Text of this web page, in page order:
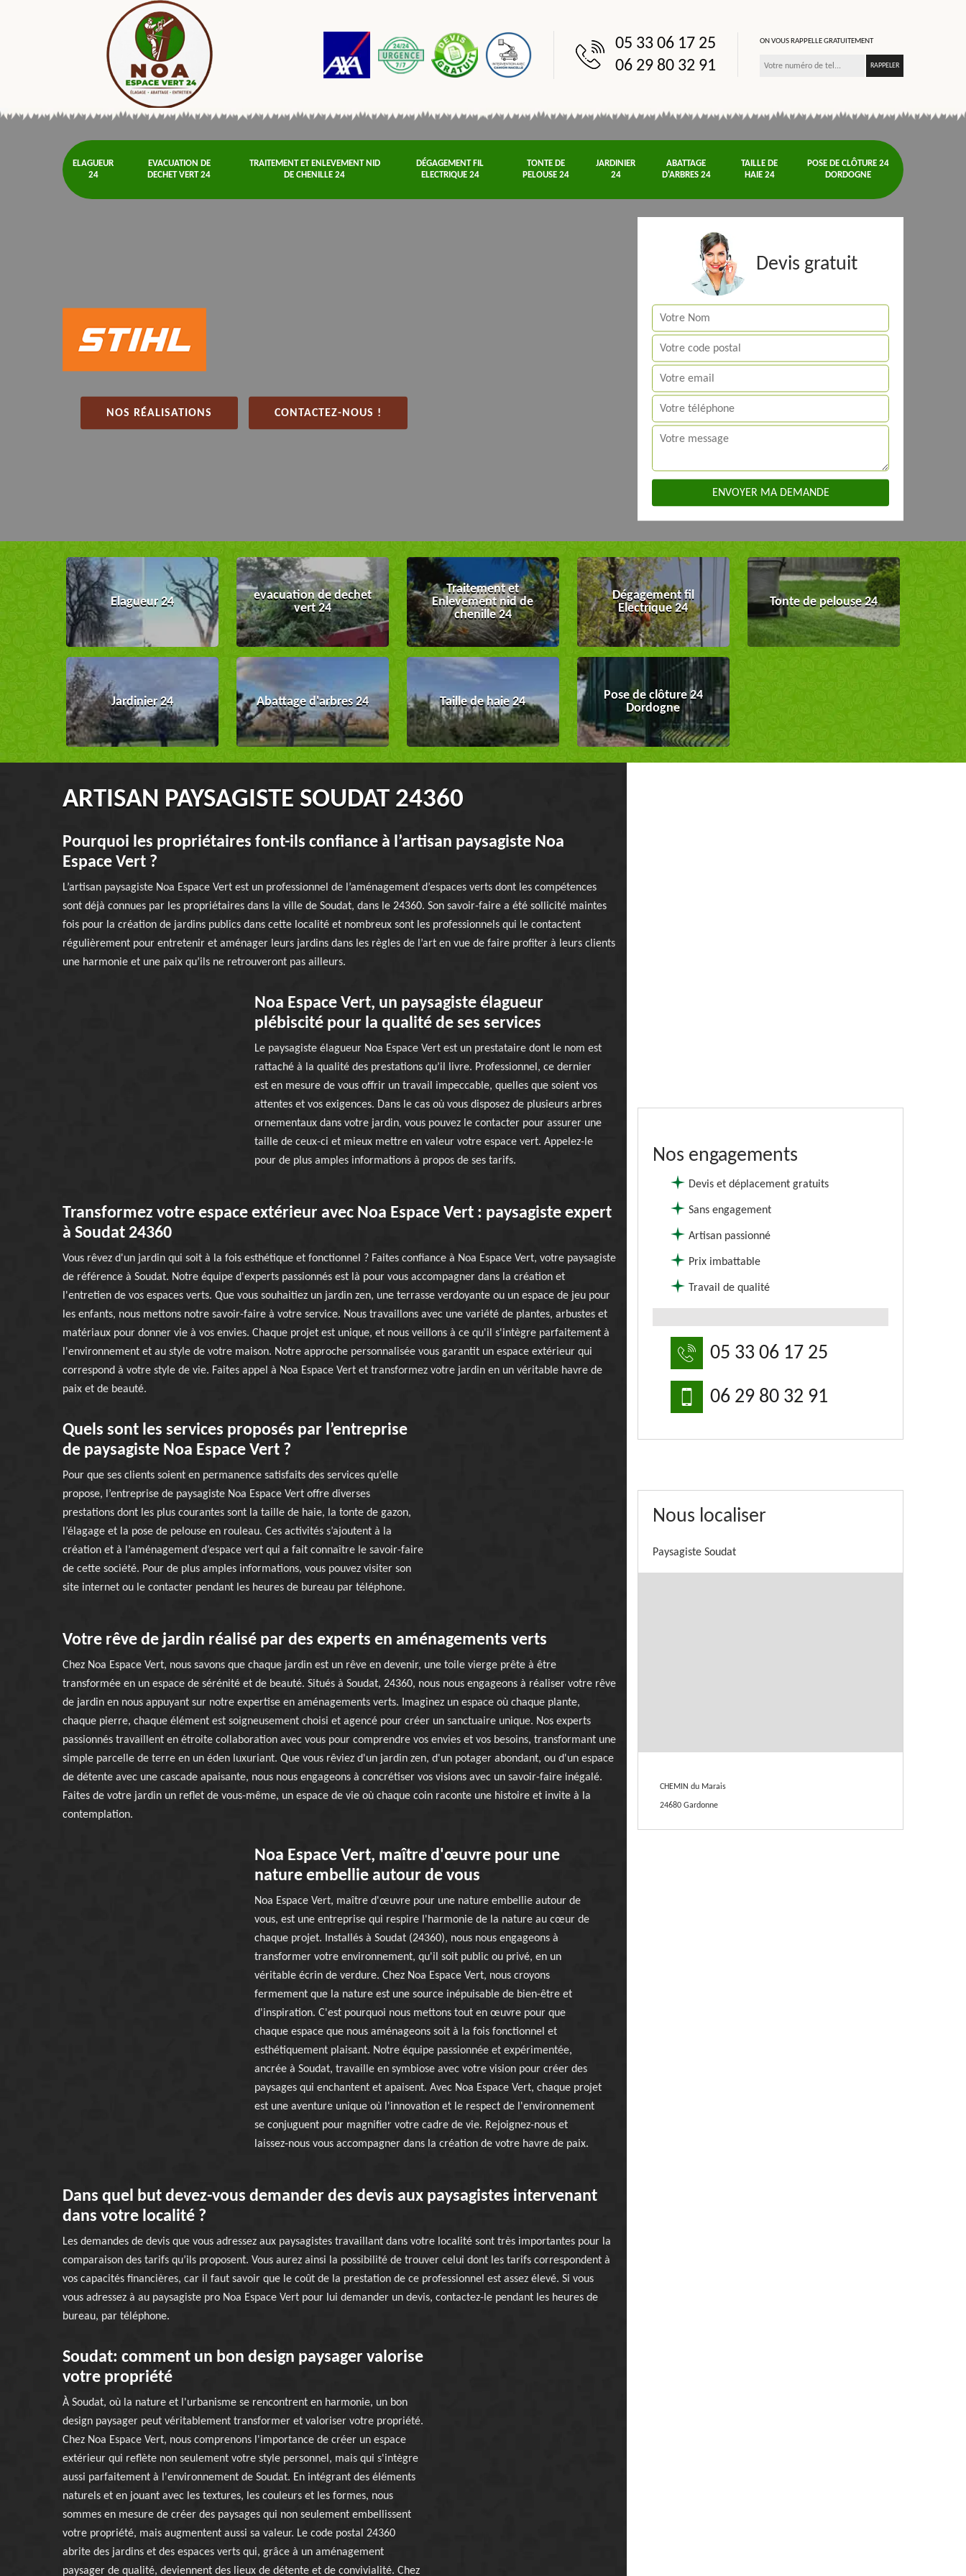
05 33 06 17 25
06 29 80 32 91
ON VOUS RAPPELLE GRATUITEMENT
ELAGUEUR
24
EVACUATION DE
DECHET VERT 24
TRAITEMENT ET ENLEVEMENT NID
DE CHENILLE 24
DÉGAGEMENT FIL
ELECTRIQUE 24
TONTE DE
PELOUSE 24
JARDINIER
24
ABATTAGE
D'ARBRES 24
TAILLE DE
HAIE 24
POSE DE CLÔTURE 24
DORDOGNE
NOS RÉALISATIONS CONTACTEZ-NOUS !
Devis gratuit
Elagueur 24
evacuation de dechet
vert 24
Traitement et
Enlevement nid de
chenille 24
Dégagement fil
Electrique 24
Tonte de pelouse 24
Jardinier 24 Abattage d'arbres 24 Taille de haie 24
Pose de clôture 24
Dordogne
ARTISAN PAYSAGISTE SOUDAT 24360
Pourquoi les propriétaires font-ils confiance à l’artisan paysagiste Noa
Espace Vert ?
L’artisan paysagiste Noa Espace Vert est un professionnel de l’aménagement d’espaces verts dont les compétences
sont déjà connues par les propriétaires dans la ville de Soudat, dans le 24360. Son savoir-faire a été sollicité maintes
fois pour la création de jardins publics dans cette localité et nombreux sont les professionnels qui le contactent
régulièrement pour entretenir et aménager leurs jardins dans les règles de l’art en vue de faire profiter à leurs clients
une harmonie et une paix qu’ils ne retrouveront pas ailleurs.
Noa Espace Vert, un paysagiste élagueur
plébiscité pour la qualité de ses services
Le paysagiste élagueur Noa Espace Vert est un prestataire dont le nom est
rattaché à la qualité des prestations qu’il livre. Professionnel, ce dernier
est en mesure de vous offrir un travail impeccable, quelles que soient vos
attentes et vos exigences. Dans le cas où vous disposez de plusieurs arbres
ornementaux dans votre jardin, vous pouvez le contacter pour assurer une
taille de ceux-ci et mieux mettre en valeur votre espace vert. Appelez-le
pour de plus amples informations à propos de ses tarifs.
Transformez votre espace extérieur avec Noa Espace Vert : paysagiste expert
à Soudat 24360
Vous rêvez d'un jardin qui soit à la fois esthétique et fonctionnel ? Faites confiance à Noa Espace Vert, votre paysagiste
de référence à Soudat. Notre équipe d'experts passionnés est là pour vous accompagner dans la création et
l'entretien de vos espaces verts. Que vous souhaitiez un jardin zen, une terrasse verdoyante ou un espace de jeu pour
les enfants, nous mettons notre savoir-faire à votre service. Nous travaillons avec une variété de plantes, arbustes et
matériaux pour donner vie à vos envies. Chaque projet est unique, et nous veillons à ce qu'il s'intègre parfaitement à
l'environnement et au style de votre maison. Notre approche personnalisée vous garantit un espace extérieur qui
correspond à votre style de vie. Faites appel à Noa Espace Vert et transformez votre jardin en un véritable havre de
paix et de beauté.
Quels sont les services proposés par l’entreprise
de paysagiste Noa Espace Vert ?
Pour que ses clients soient en permanence satisfaits des services qu’elle
propose, l’entreprise de paysagiste Noa Espace Vert offre diverses
prestations dont les plus courantes sont la taille de haie, la tonte de gazon,
l’élagage et la pose de pelouse en rouleau. Ces activités s’ajoutent à la
création et à l’aménagement d’espace vert qui a fait connaître le savoir-faire
de cette société. Pour de plus amples informations, vous pouvez visiter son
site internet ou le contacter pendant les heures de bureau par téléphone.
Votre rêve de jardin réalisé par des experts en aménagements verts
Chez Noa Espace Vert, nous savons que chaque jardin est un rêve en devenir, une toile vierge prête à être
transformée en un espace de sérénité et de beauté. Situés à Soudat, 24360, nous nous engageons à réaliser votre rêve
de jardin en nous appuyant sur notre expertise en aménagements verts. Imaginez un espace où chaque plante,
chaque pierre, chaque élément est soigneusement choisi et agencé pour créer un sanctuaire unique. Nos experts
passionnés travaillent en étroite collaboration avec vous pour comprendre vos envies et vos besoins, transformant une
simple parcelle de terre en un éden luxuriant. Que vous rêviez d'un jardin zen, d'un potager abondant, ou d'un espace
de détente avec une cascade apaisante, nous nous engageons à concrétiser vos visions avec un savoir-faire inégalé.
Faites de votre jardin un reflet de vous-même, un espace de vie où chaque coin raconte une histoire et invite à la
contemplation.
Noa Espace Vert, maître d'œuvre pour une
nature embellie autour de vous
Noa Espace Vert, maître d'œuvre pour une nature embellie autour de
vous, est une entreprise qui respire l'harmonie de la nature au cœur de
chaque projet. Installés à Soudat (24360), nous nous engageons à
transformer votre environnement, qu'il soit public ou privé, en un
véritable écrin de verdure. Chez Noa Espace Vert, nous croyons
fermement que la nature est une source inépuisable de bien-être et
d'inspiration. C'est pourquoi nous mettons tout en œuvre pour que
chaque espace que nous aménageons soit à la fois fonctionnel et
esthétiquement plaisant. Notre équipe passionnée et expérimentée,
ancrée à Soudat, travaille en symbiose avec votre vision pour créer des
paysages qui enchantent et apaisent. Avec Noa Espace Vert, chaque projet
est une aventure unique où l'innovation et le respect de l'environnement
se conjuguent pour magnifier votre cadre de vie. Rejoignez-nous et
laissez-nous vous accompagner dans la création de votre havre de paix.
Dans quel but devez-vous demander des devis aux paysagistes intervenant
dans votre localité ?
Les demandes de devis que vous adressez aux paysagistes travaillant dans votre localité sont très importantes pour la
comparaison des tarifs qu’ils proposent. Vous aurez ainsi la possibilité de trouver celui dont les tarifs correspondent à
vos capacités financières, car il faut savoir que le coût de la prestation de ce professionnel est assez élevé. Si vous
vous adressez à au paysagiste pro Noa Espace Vert pour lui demander un devis, contactez-le pendant les heures de
bureau, par téléphone.
Soudat: comment un bon design paysager valorise
votre propriété
À Soudat, où la nature et l'urbanisme se rencontrent en harmonie, un bon
design paysager peut véritablement transformer et valoriser votre propriété.
Chez Noa Espace Vert, nous comprenons l'importance de créer un espace
extérieur qui reflète non seulement votre style personnel, mais qui s'intègre
aussi parfaitement à l'environnement de Soudat. En intégrant des éléments
naturels et en jouant avec les textures, les couleurs et les formes, nous
sommes en mesure de créer des paysages qui non seulement embellissent
votre propriété, mais augmentent aussi sa valeur. Le code postal 24360
abrite des jardins et des espaces verts qui, grâce à un aménagement
paysager de qualité, deviennent des lieux de détente et de convivialité. Chez
Nos engagements
Devis et déplacement gratuits
Sans engagement
Artisan passionné
Prix imbattable
Travail de qualité
05 33 06 17 25
06 29 80 32 91
Nous localiser
Paysagiste Soudat
CHEMIN du Marais
24680 Gardonne